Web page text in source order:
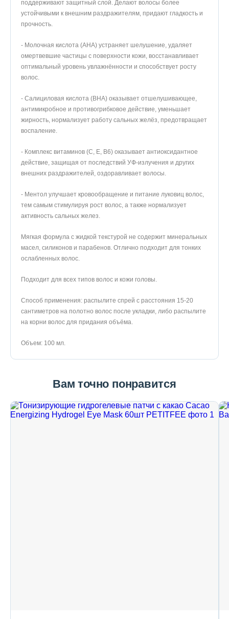
поддерживают защитный слой. Делают волосы более
устойчивыми к внешним раздражителям, придают гладкость и
прочность.
- Молочная кислота (AHA) устраняет шелушение, удаляет
омертвевшие частицы с поверхности кожи, восстанавливает
оптимальный уровень увлажнённости и способствует росту
волос.
- Салициловая кислота (BHA) оказывает отшелушивающее,
антимикробное и противогрибковое действие, уменьшает
жирность, нормализует работу сальных желёз, предотвращает
воспаление.
- Комплекс витаминов (C, E, B6) оказывает антиоксидантное
действие, защищая от последствий УФ-излучения и других
внешних раздражителей, оздоравливает волосы.
- Ментол улучшает кровообращение и питание луковиц волос,
тем самым стимулируя рост волос, а также нормализует
активность сальных желез.
Мягкая формула с жидкой текстурой не содержит минеральных
масел, силиконов и парабенов. Отлично подходит для тонких
ослабленных волос.
Подходит для всех типов волос и кожи головы.
Способ применения: распылите спрей с расстояния 15-20
сантиметров на полотно волос после укладки, либо распылите
на корни волос для придания объёма.
Объем: 100 мл.
Вам точно понравится